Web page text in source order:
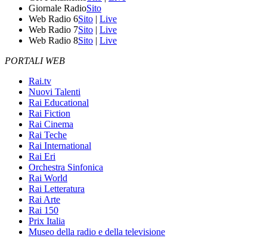
Giornale RadioSito
Web Radio 6Sito | Live
Web Radio 7Sito | Live
Web Radio 8Sito | Live
PORTALI WEB
Rai.tv
Nuovi Talenti
Rai Educational
Rai Fiction
Rai Cinema
Rai Teche
Rai International
Rai Eri
Orchestra Sinfonica
Rai World
Rai Letteratura
Rai Arte
Rai 150
Prix Italia
Museo della radio e della televisione